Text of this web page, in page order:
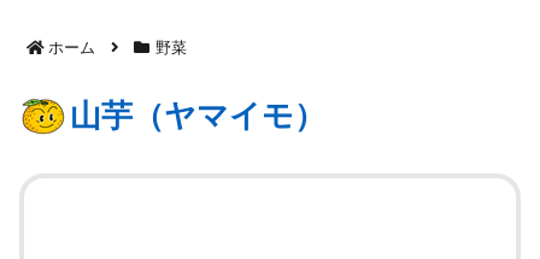
ホーム 野菜
山芋（ヤマイモ）